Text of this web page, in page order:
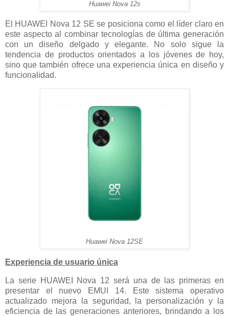
Huawei Nova 12s
El HUAWEI Nova 12 SE se posiciona como el líder claro en
este aspecto al combinar tecnologías de última generación
con un diseño delgado y elegante. No solo sigue la
tendencia de productos orientados a los jóvenes de hoy,
sino que también ofrece una experiencia única en diseño y
funcionalidad.
Huawei Nova 12SE
Experiencia de usuario única
La serie HUAWEI Nova 12 será una de las primeras en
presentar el nuevo EMUI 14. Este sistema operativo
actualizado mejora la seguridad, la personalización y la
eficiencia de las generaciones anteriores, brindando a los